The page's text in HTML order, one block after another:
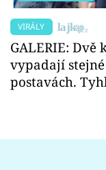
VIRÁLY
GALERIE:
vypadají
postavách.